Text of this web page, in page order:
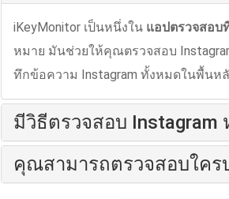
iKeyMonitor เป็นหนึ่งใน แอปตรวจสอบ
หมาย มันช่วยให้คุณตรวจสอบ
ทึกข้อความ Instagram ทั้งหมดในพื้นห
มีวิธีตรวจสอบ Instagram
คุณสามารถตรวจสอบใคร